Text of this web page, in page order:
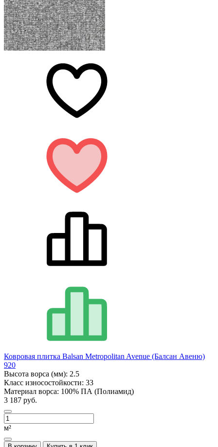
Ковровая плитка Balsan Metropolitan Avenue (Балсан Авеню)
920
Высота ворса (мм): 2.5
Класс износостойкости: 33
Материал ворса: 100% ПА (Полиамид)
3 187 руб.
м²